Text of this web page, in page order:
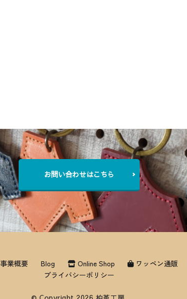
お問い合わせはこちら
事業概要 Blog Online Shop ワッペン通販
プライバシーポリシー